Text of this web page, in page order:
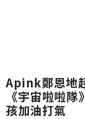
Apink鄭恩地
《宇宙啦啦
孩加油打氣